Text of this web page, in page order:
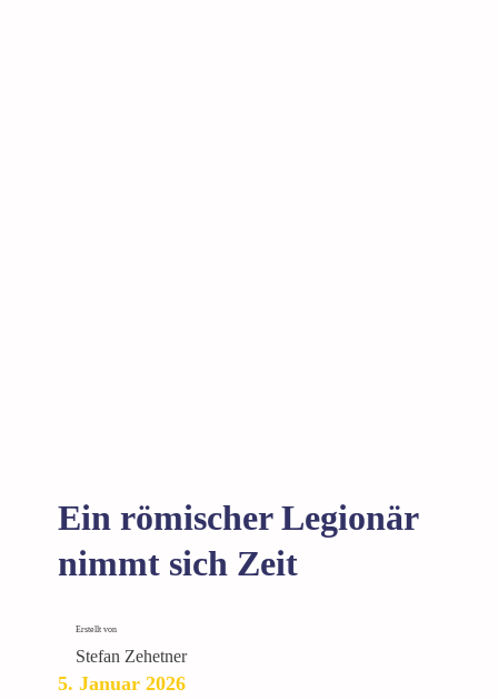
Ein römischer Legionär
nimmt sich Zeit
Erstellt von
Stefan Zehetner
5. Januar 2026